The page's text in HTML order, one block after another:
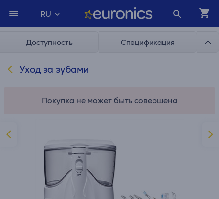
RU
Доступность Спецификация
Уход за зубами
Покупка не может быть совершена